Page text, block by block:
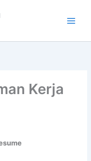
Kerja